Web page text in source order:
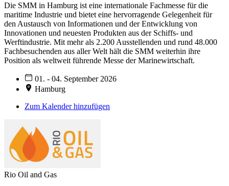
Die SMM in Hamburg ist eine internationale Fachmesse für die
maritime Industrie und bietet eine hervorragende Gelegenheit für
den Austausch von Informationen und der Entwicklung von
Innovationen und neuesten Produkten aus der Schiffs- und
Werftindustrie. Mit mehr als 2.200 Ausstellenden und rund 48.000
Fachbesuchenden aus aller Welt hält die SMM weiterhin ihre
Position als weltweit führende Messe der Marinewirtschaft.
01. - 04. September 2026
Hamburg
Zum Kalender hinzufügen
Rio Oil and Gas